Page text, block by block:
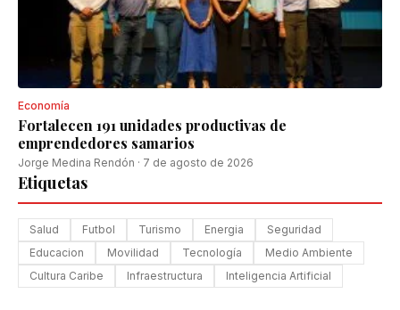
Economía
Fortalecen 191 unidades productivas de
emprendedores samarios
Jorge Medina Rendón · 7 de agosto de 2026
Etiquetas
Salud Futbol Turismo Energia
Seguridad
Educacion
Movilidad Tecnología
Medio Ambiente
Cultura Caribe
Infraestructura Inteligencia Artificial